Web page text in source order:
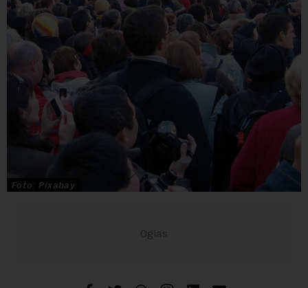
Foto: Pixabay